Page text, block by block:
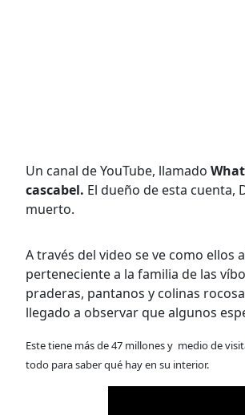
Un canal de YouTube, llamado
cascabel. El dueño de esta cuenta,
muerto.
A través del video se ve como
perteneciente a la familia de las
praderas, pantanos y colinas
llegado a observar que algunos
Este tiene más de 47 millones y medio de
todo para saber qué hay en su interior.